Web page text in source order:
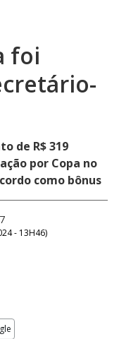
foi
de R$ 319
por Copa no
como bônus
- 13H46)